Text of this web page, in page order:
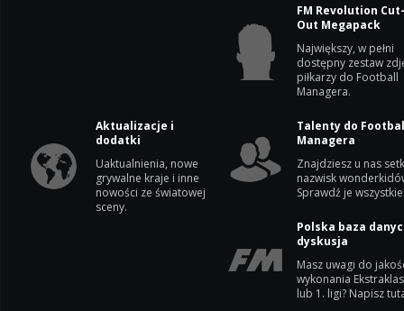
FM Revolution
Out Megapack
Największy, w pełni
dostępny zestaw
piłkarzy do Football
Managera.
Aktualizacje i
dodatki
Uaktualnienia, nowe
grywalne kraje i inne
nowości ze światowej
sceny.
Talenty do
Managera
Znajdziesz u nas
nazwisk
Sprawdź je
Polska baza
dyskusja
Masz uwagi do
wykonania
lub 1. ligi? Napisz